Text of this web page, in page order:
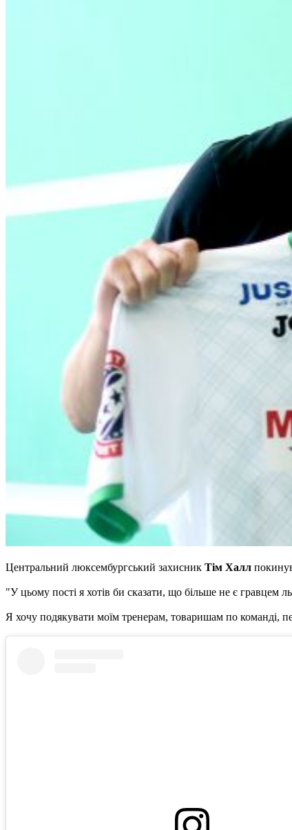
Центральний люксембургський захисник Тім Халл
"У цьому пості я хотів би сказати, що більше не є гравцем
Я хочу подякувати моїм тренерам, товаришам по команді,